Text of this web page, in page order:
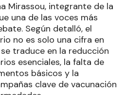
Mirassou, integrante de la
una de las voces más
Según detalló, el
no es solo una cifra en
traduce en la reducción
esenciales, la falta de
básicos y la
clave de vacunación